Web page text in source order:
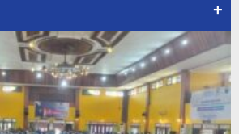
+